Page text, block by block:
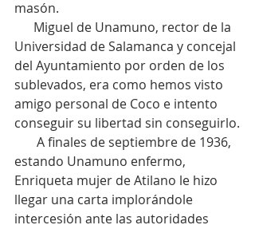
masón.
Universidad de Salamanca y concejal
del Ayuntamiento por orden de los
sublevados, era como hemos visto
amigo personal de Coco e intento
conseguir su libertad sin conseguirlo.
estando Unamuno enfermo,
Enriqueta mujer de Atilano le hizo
llegar una carta implorándole
intercesión ante las autoridades